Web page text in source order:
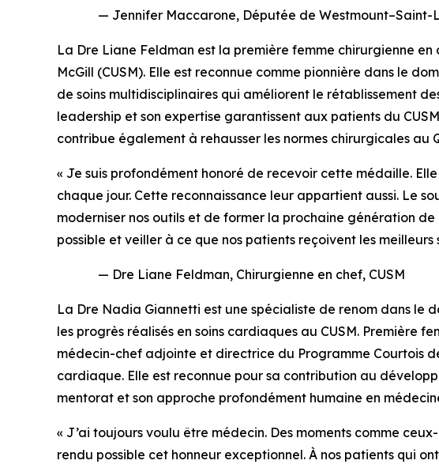
— Jennifer Maccarone, Députée de Westmount–Saint-
La Dre Liane Feldman est la première femme chirurgienne
McGill (CUSM). Elle est reconnue comme pionnière dans le
de soins multidisciplinaires qui améliorent le rétablissement
leadership et son expertise garantissent aux patients du
contribue également à rehausser les normes chirurgicales au
« Je suis profondément honoré de recevoir cette médaille.
chaque jour. Cette reconnaissance leur appartient aussi. Le
moderniser nos outils et de former la prochaine génération
possible et veiller à ce que nos patients reçoivent les
— Dre Liane Feldman, Chirurgienne en chef, CUSM
La Dre Nadia Giannetti est une spécialiste de renom dans le
les progrès réalisés en soins cardiaques au CUSM. Première
médecin-chef adjointe et directrice du Programme Courtois
cardiaque. Elle est reconnue pour sa contribution au
mentorat et son approche profondément humaine en
« J’ai toujours voulu être médecin. Des moments comme
rendu possible cet honneur exceptionnel. À nos patients qui